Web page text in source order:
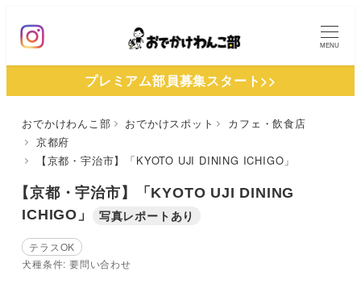
ン
MENU
プレミアム部員募集スタート>>
おでかけわんこ部 おでかけスポット
カフェ・飲食店
京都府
【京都・宇治市】「KYOTO UJI DINING ICHIGO」
【京都・宇治市】「KYOTO UJI DINING
ICHIGO」
写真レポートあり
テラスOK
犬種条件: 要問い合わせ